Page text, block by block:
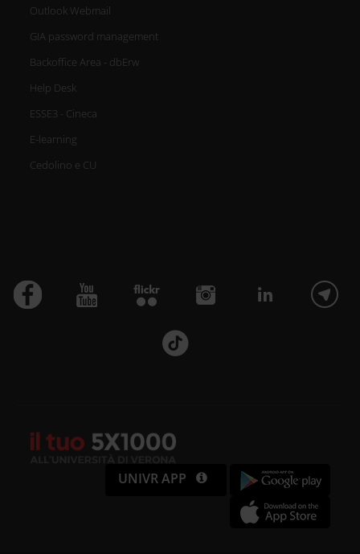
Outlook Webmail
GIA password management
Backoffice Area - dbErw
Help Desk
ESSE3 - Cineca
E-learning
Cedolino e CU
UNIVR APP